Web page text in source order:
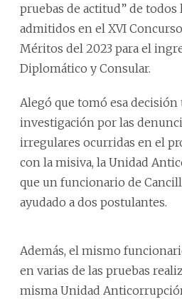
pruebas de actitud” de
admitidos en el XVI
Méritos del 2023 para el
Diplomático y Consular.
Alegó que tomó esa decisión
investigación por las
irregulares ocurridas en el
con la misiva, la Unidad
que un funcionario de
ayudado a dos postulantes.
Además, el mismo
en varias de las pruebas
misma Unidad